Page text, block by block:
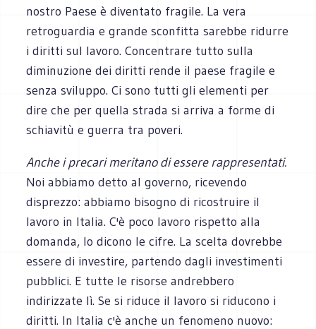
nostro Paese è diventato fragile. La vera
retroguardia e grande sconfitta sarebbe ridurre
i diritti sul lavoro. Concentrare tutto sulla
diminuzione dei diritti rende il paese fragile e
senza sviluppo. Ci sono tutti gli elementi per
dire che per quella strada si arriva a forme di
schiavitù e guerra tra poveri.
Anche i precari meritano di essere rappresentati.
Noi abbiamo detto al governo, ricevendo
disprezzo: abbiamo bisogno di ricostruire il
lavoro in Italia. C'è poco lavoro rispetto alla
domanda, lo dicono le cifre. La scelta dovrebbe
essere di investire, partendo dagli investimenti
pubblici. E tutte le risorse andrebbero
indirizzate lì. Se si riduce il lavoro si riducono i
diritti. In Italia c'è anche un fenomeno nuovo: